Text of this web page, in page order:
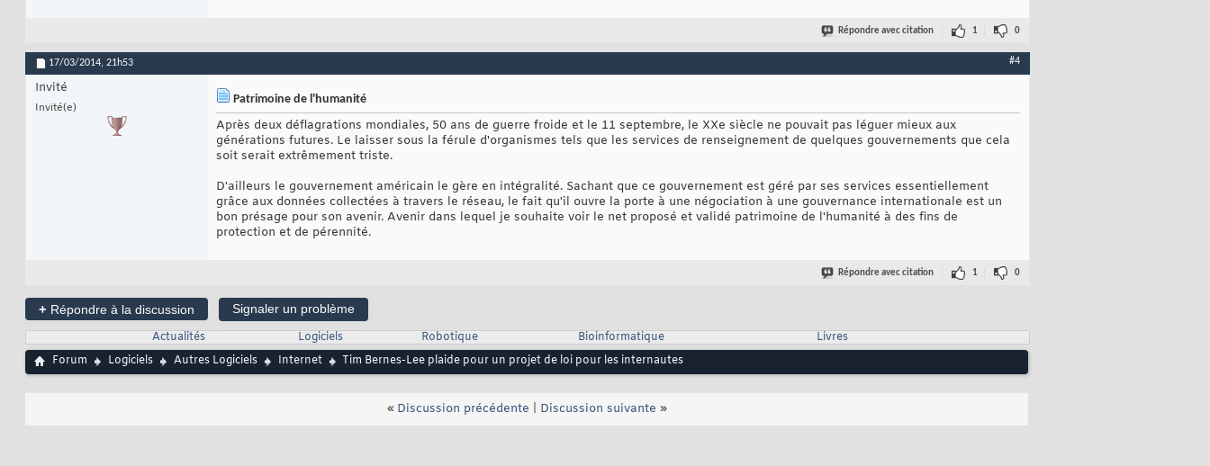
Répondre avec citation 1 0
17/03/2014, 21h53 #4
Invité
Invité(e)
Patrimoine de l'humanité
Après deux déflagrations mondiales, 50 ans de guerre froide et le 11 septembre, le XXe siècle ne pouvait pas léguer mieux aux
générations futures. Le laisser sous la férule d'organismes tels que les services de renseignement de quelques gouvernements que cela
soit serait extrêmement triste.
D'ailleurs le gouvernement américain le gère en intégralité. Sachant que ce gouvernement est géré par ses services essentiellement
grâce aux données collectées à travers le réseau, le fait qu'il ouvre la porte à une négociation à une gouvernance internationale est un
bon présage pour son avenir. Avenir dans lequel je souhaite voir le net proposé et validé patrimoine de l'humanité à des fins de
protection et de pérennité.
Répondre avec citation 1 0
+ Répondre à la discussion
Signaler un problème
Actualités
Logiciels Robotique Bioinformatique
Livres
Forum
Logiciels Autres Logiciels Internet Tim Bernes-Lee plaide pour un projet de loi pour les internautes
« Discussion précédente Discussion suivante »